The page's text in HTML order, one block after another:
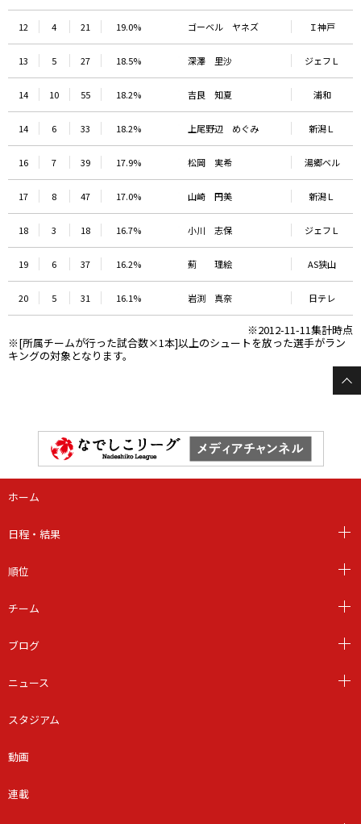
12 4 21 19.0% ゴーベル ヤネズ Ｉ神戸
13 5 27 18.5% 深澤 里沙 ジェフＬ
14 10 55 18.2% 吉良 知夏 浦和
14 6 33 18.2% 上尾野辺 めぐみ 新潟Ｌ
16 7 39 17.9% 松岡 実希 湯郷ベル
17 8 47 17.0% 山崎 円美 新潟Ｌ
18 3 18 16.7% 小川 志保 ジェフＬ
19 6 37 16.2% 薊 理絵 AS狭山
20 5 31 16.1% 岩渕 真奈 日テレ
※2012-11-11集計時点
※[所属チームが行った試合数×1本]以上のシュートを放った選手がラン
キングの対象となります。
ホーム
日程・結果
順位
チーム
ブログ
ニュース
スタジアム
動画
連載